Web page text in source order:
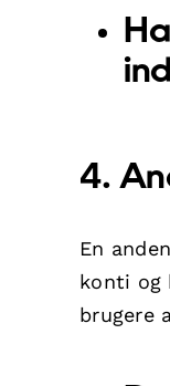
4.
En
konti og
brugere